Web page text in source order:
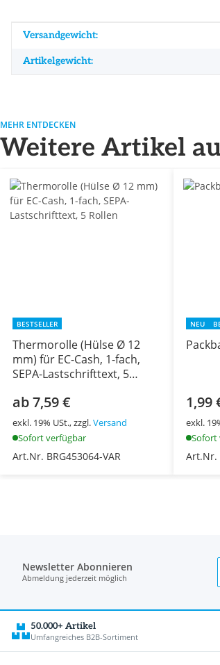
Produkteigenschaft
Wert
Versandgewicht:
Artikelgewicht:
MEHR ENTDECKEN
Weitere Artikel
BESTSELLER
Thermorolle (Hülse Ø 12
mm) für EC-Cash, 1-fach,
SEPA-Lastschrifttext, 5
ab 7,59 €
exkl. 19% USt., zzgl.Versand
Sofort verfügbar
Art.Nr. BRG453064-VAR
NEU
1,99
exkl.
Sofort
Art.Nr.
Newsletter Abonnieren
Abmeldung jederzeit möglich
50.000+ Artikel
Umfangreiches B2B-Sortiment